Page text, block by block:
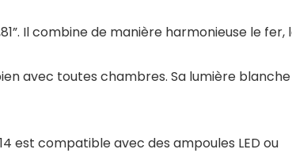
Il combine de manière harmonieuse le fer,
avec toutes chambres. Sa lumière
est compatible avec des ampoules LED ou